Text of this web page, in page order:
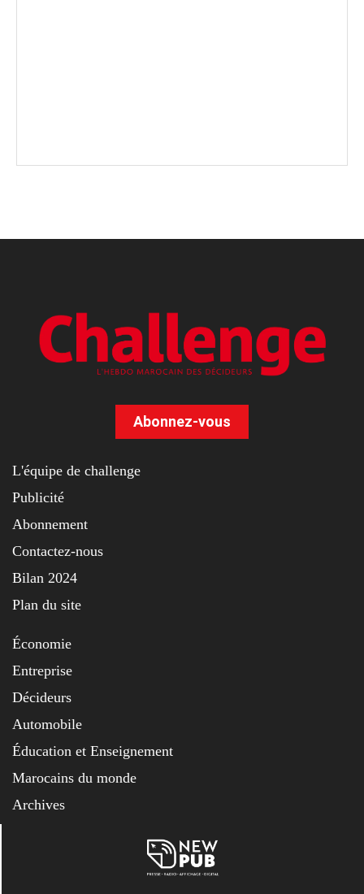
Abonnez-vous
L'équipe de challenge
Publicité
Abonnement
Contactez-nous
Bilan 2024
Plan du site
Économie
Entreprise
Décideurs
Automobile
Éducation et Enseignement
Marocains du monde
Archives